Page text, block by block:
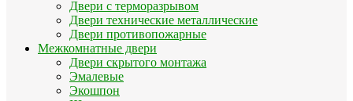
Двери с терморазрывом
Двери технические металлические
Двери противопожарные
Межкомнатные двери
Двери скрытого монтажа
Эмалевые
Экошпон